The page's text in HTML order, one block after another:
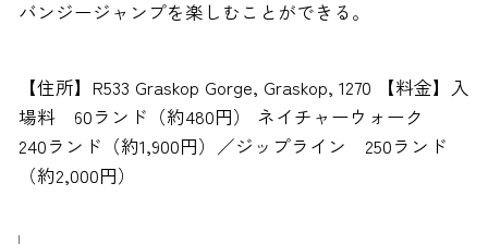
バンジージャンプを楽しむことができる。
【住所】R533 Graskop Gorge, Graskop, 1270 【料金】入
場料 60ランド（約480円） ネイチャーウォーク
240ランド（約1,900円）／ジップライン 250ランド
（約2,000円）